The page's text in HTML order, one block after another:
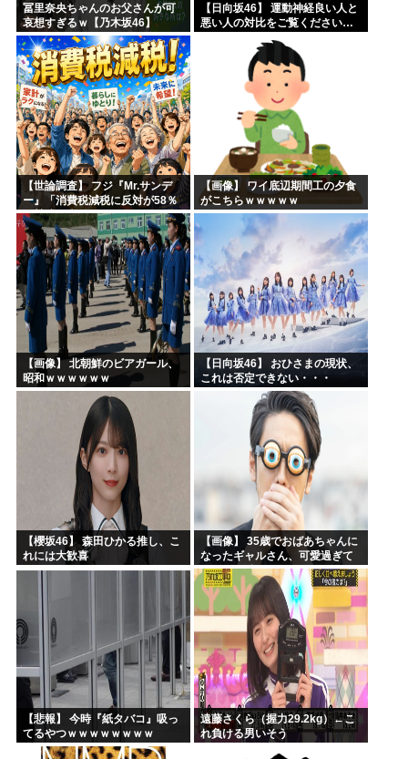
冨里奈央ちゃんのお父さんが可
哀想すぎるｗ【乃木坂46】
【日向坂46】 運動神経良い人と
悪い人の対比をご覧ください…
【世論調査】 フジ『Mr.サンデ
ー』「消費税減税に反対が58％
で賛成を上回る！」 → ｗｗｗｗ
ｗｗｗｗｗｗｗｗｗｗｗｗ
【画像】 ワイ底辺期間工の夕食
がこちらｗｗｗｗｗ
【画像】 北朝鮮のビアガール、
昭和ｗｗｗｗｗｗ
【日向坂46】 おひさまの現状、
これは否定できない・・・
【櫻坂46】 森田ひかる推し、こ
れには大歓喜
【画像】 35歳でおばあちゃんに
なったギャルさん、可愛過ぎて
嫉妬不可避w w w w w w w w w w
w
【悲報】 今時『紙タバコ』吸っ
てるやつｗｗｗｗｗｗｗｗ
遠藤さくら（握力29.2kg）←こ
れ負ける男いそう